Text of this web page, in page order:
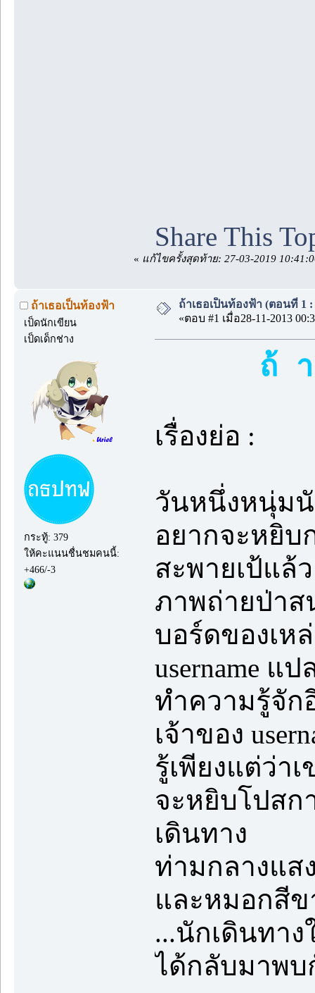
Share This
« แก้ไขครั้งสุดท้าย: 27-03-2019
ถ้าเธอเป็นท้องฟ้า
เป็ดนักเขียน
เป็ดเด็กช่าง
กระทู้: 379
ให้คะแนนชื่นชมคนนี้:
+466/-3
ถ้าเธอเป็นท้องฟ้า (ตอนที่ 1
«ตอบ #1 เมื่อ28-11-2013
ถ้
เรื่องย่อ :
วันหนึ่งหนุ่มนั
อยากจะหยิบ
สะพายเป้แล้
ภาพถ่ายป่าส
บอร์ดของเห
username แ
ทำความรู้จัก
เจ้าของ
รู้เพียงแต่ว่า
จะหยิบโปสก
เดินทาง
ท่ามกลางแส
และหมอกสีข
...นักเดินทา
ได้กลับมาพบ